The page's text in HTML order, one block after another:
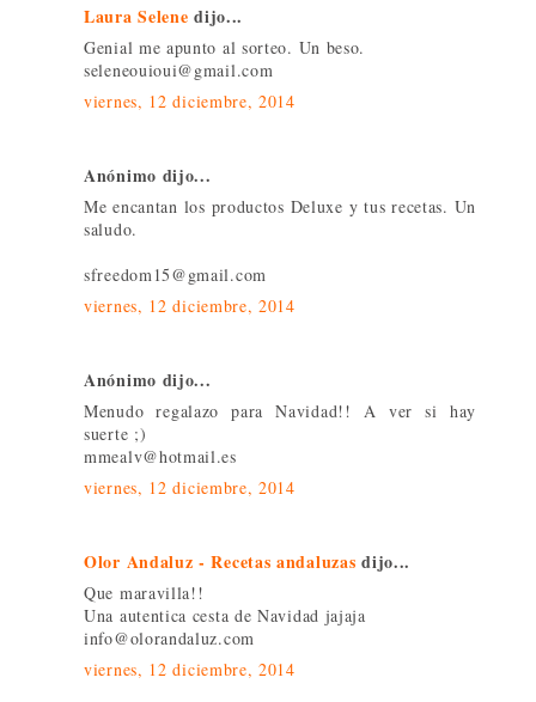
Laura Selene dijo...
Genial me apunto al sorteo. Un beso.
seleneouioui@gmail.com
viernes, 12 diciembre, 2014
Anónimo dijo...
Me encantan los productos Deluxe y tus recetas. Un
saludo.
sfreedom15@gmail.com
viernes, 12 diciembre, 2014
Anónimo dijo...
Menudo regalazo para Navidad!! A ver si hay
suerte ;)
mmealv@hotmail.es
viernes, 12 diciembre, 2014
Olor Andaluz - Recetas andaluzas dijo...
Que maravilla!!
Una autentica cesta de Navidad jajaja
info@olorandaluz.com
viernes, 12 diciembre, 2014